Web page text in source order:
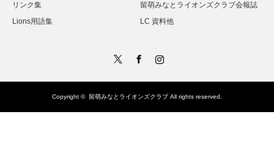
リンク集
留萌みなとライオンズクラブ会報誌
Lions用語集
LC 資料他
Instagram
Copyright © 留萌みなとライオンズクラブ All rights reserved.